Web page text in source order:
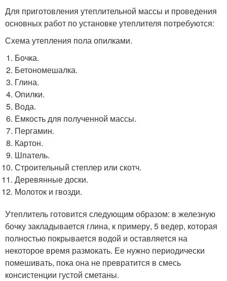
Для приготовления утеплительной массы и проведения
основных работ по установке утеплителя потребуются:
Схема утепления пола опилками.
Бочка.
Бетономешалка.
Глина.
Опилки.
Вода.
Емкость для полученной массы.
Пергамин.
Картон.
Шпатель.
Строительный степлер или скотч.
Деревянные доски.
Молоток и гвозди.
Утеплитель готовится следующим образом: в железную
бочку закладывается глина, к примеру, 5 ведер, которая
полностью покрывается водой и оставляется на
некоторое время размокать. Ее нужно периодически
помешивать, пока она не превратится в смесь
консистенции густой сметаны.